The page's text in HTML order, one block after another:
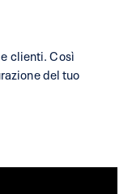
clienti. Così
del tuo